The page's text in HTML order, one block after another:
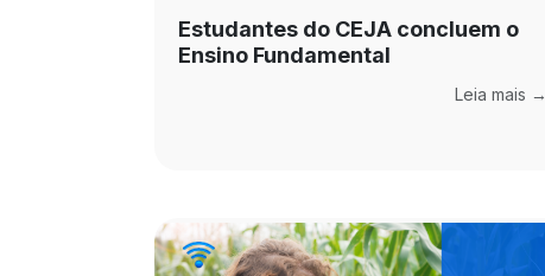
Estudantes do CEJA concluem o
Ensino Fundamental
Leia mais →